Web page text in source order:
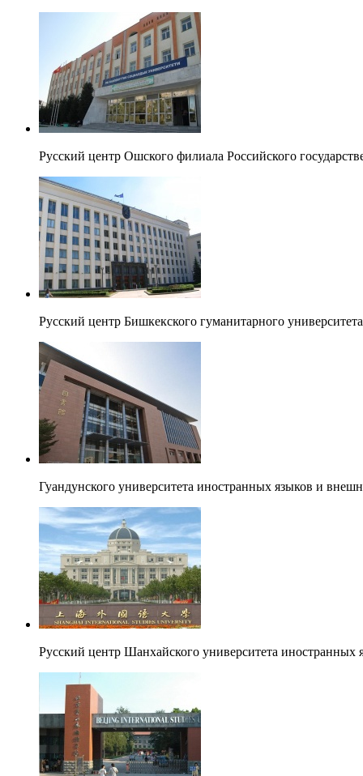
Русский центр Ошского филиала Российского
Русский центр Бишкекского гуманитарного
Гуандунского университета иностранных языков и
Русский центр Шанхайского университета иностранных